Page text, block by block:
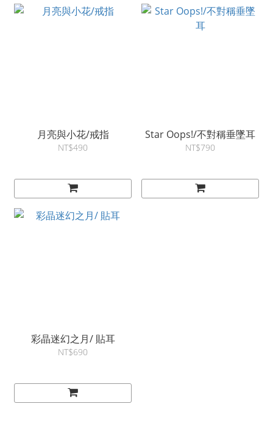
月亮與小花/戒指
NT$490
Star Oops!/不對稱垂墜耳
NT$790
彩晶迷幻之月/ 貼耳
NT$690